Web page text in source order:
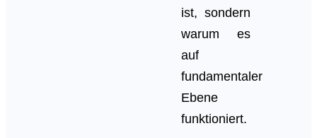
ist, sondern
warum es
auf
fundamentaler
Ebene
funktioniert.